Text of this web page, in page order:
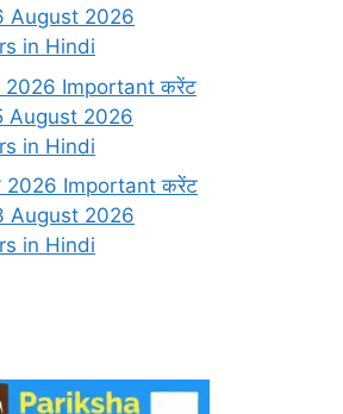
August 2026
in Hindi
2026 Important करेंट
August 2026
in Hindi
2026 Important करेंट
August 2026
in Hindi